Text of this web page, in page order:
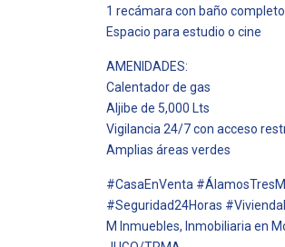
1 recámara con baño completo
Espacio para estudio o cine
AMENIDADES:
Calentador de gas
Aljibe de 5,000 Lts
Vigilancia 24/7 con acceso
Amplias áreas verdes
#CasaEnVenta
#Seguridad24Horas
M Inmuebles, Inmobiliaria en